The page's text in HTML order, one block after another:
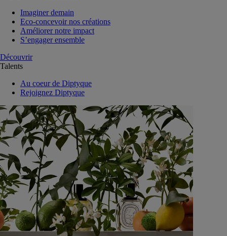
Imaginer demain
Eco-concevoir nos créations
Améliorer notre impact
S’engager ensemble
Découvrir
Talents
Au coeur de Diptyque
Rejoignez Diptyque